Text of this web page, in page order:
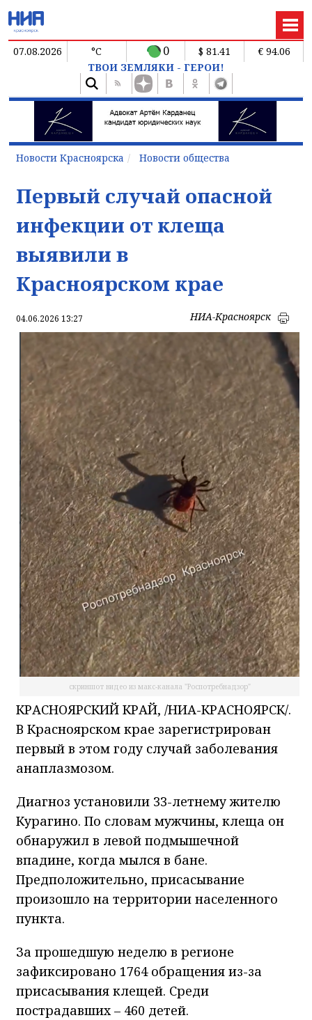
07.08.2026 °C 0 $ 81.41
€ 94.06
ТВОИ ЗЕМЛЯКИ - ГЕРОИ!
Новости Красноярска Новости общества
Первый случай опасной
инфекции от клеща
выявили в
Красноярском крае
04.06.2026 13:27 НИА-Красноярск
скриншот видео из макс-канала "Роспотребнадзор"
КРАСНОЯРСКИЙ КРАЙ, /НИА-КРАСНОЯРСК/.
В Красноярском крае зарегистрирован
первый в этом году случай заболевания
анаплазмозом.
Диагноз установили 33-летнему жителю
Курагино. По словам мужчины, клеща он
обнаружил в левой подмышечной
впадине, когда мылся в бане.
Предположительно, присасывание
произошло на территории населенного
пункта.
За прошедшую неделю в регионе
зафиксировано 1764 обращения из-за
присасывания клещей. Среди
пострадавших – 460 детей.